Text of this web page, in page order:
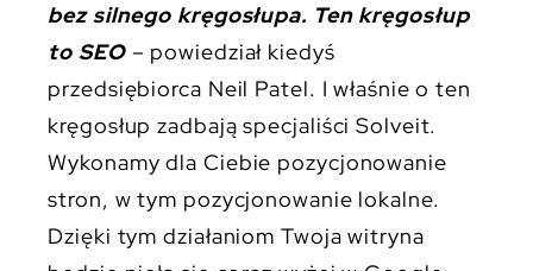
bez silnego kręgosłupa. Ten kręgosłup
to SEO – powiedział kiedyś
przedsiębiorca Neil Patel. I właśnie o ten
kręgosłup zadbają specjaliści Solveit.
Wykonamy dla Ciebie pozycjonowanie
stron, w tym pozycjonowanie lokalne.
Dzięki tym działaniom Twoja witryna